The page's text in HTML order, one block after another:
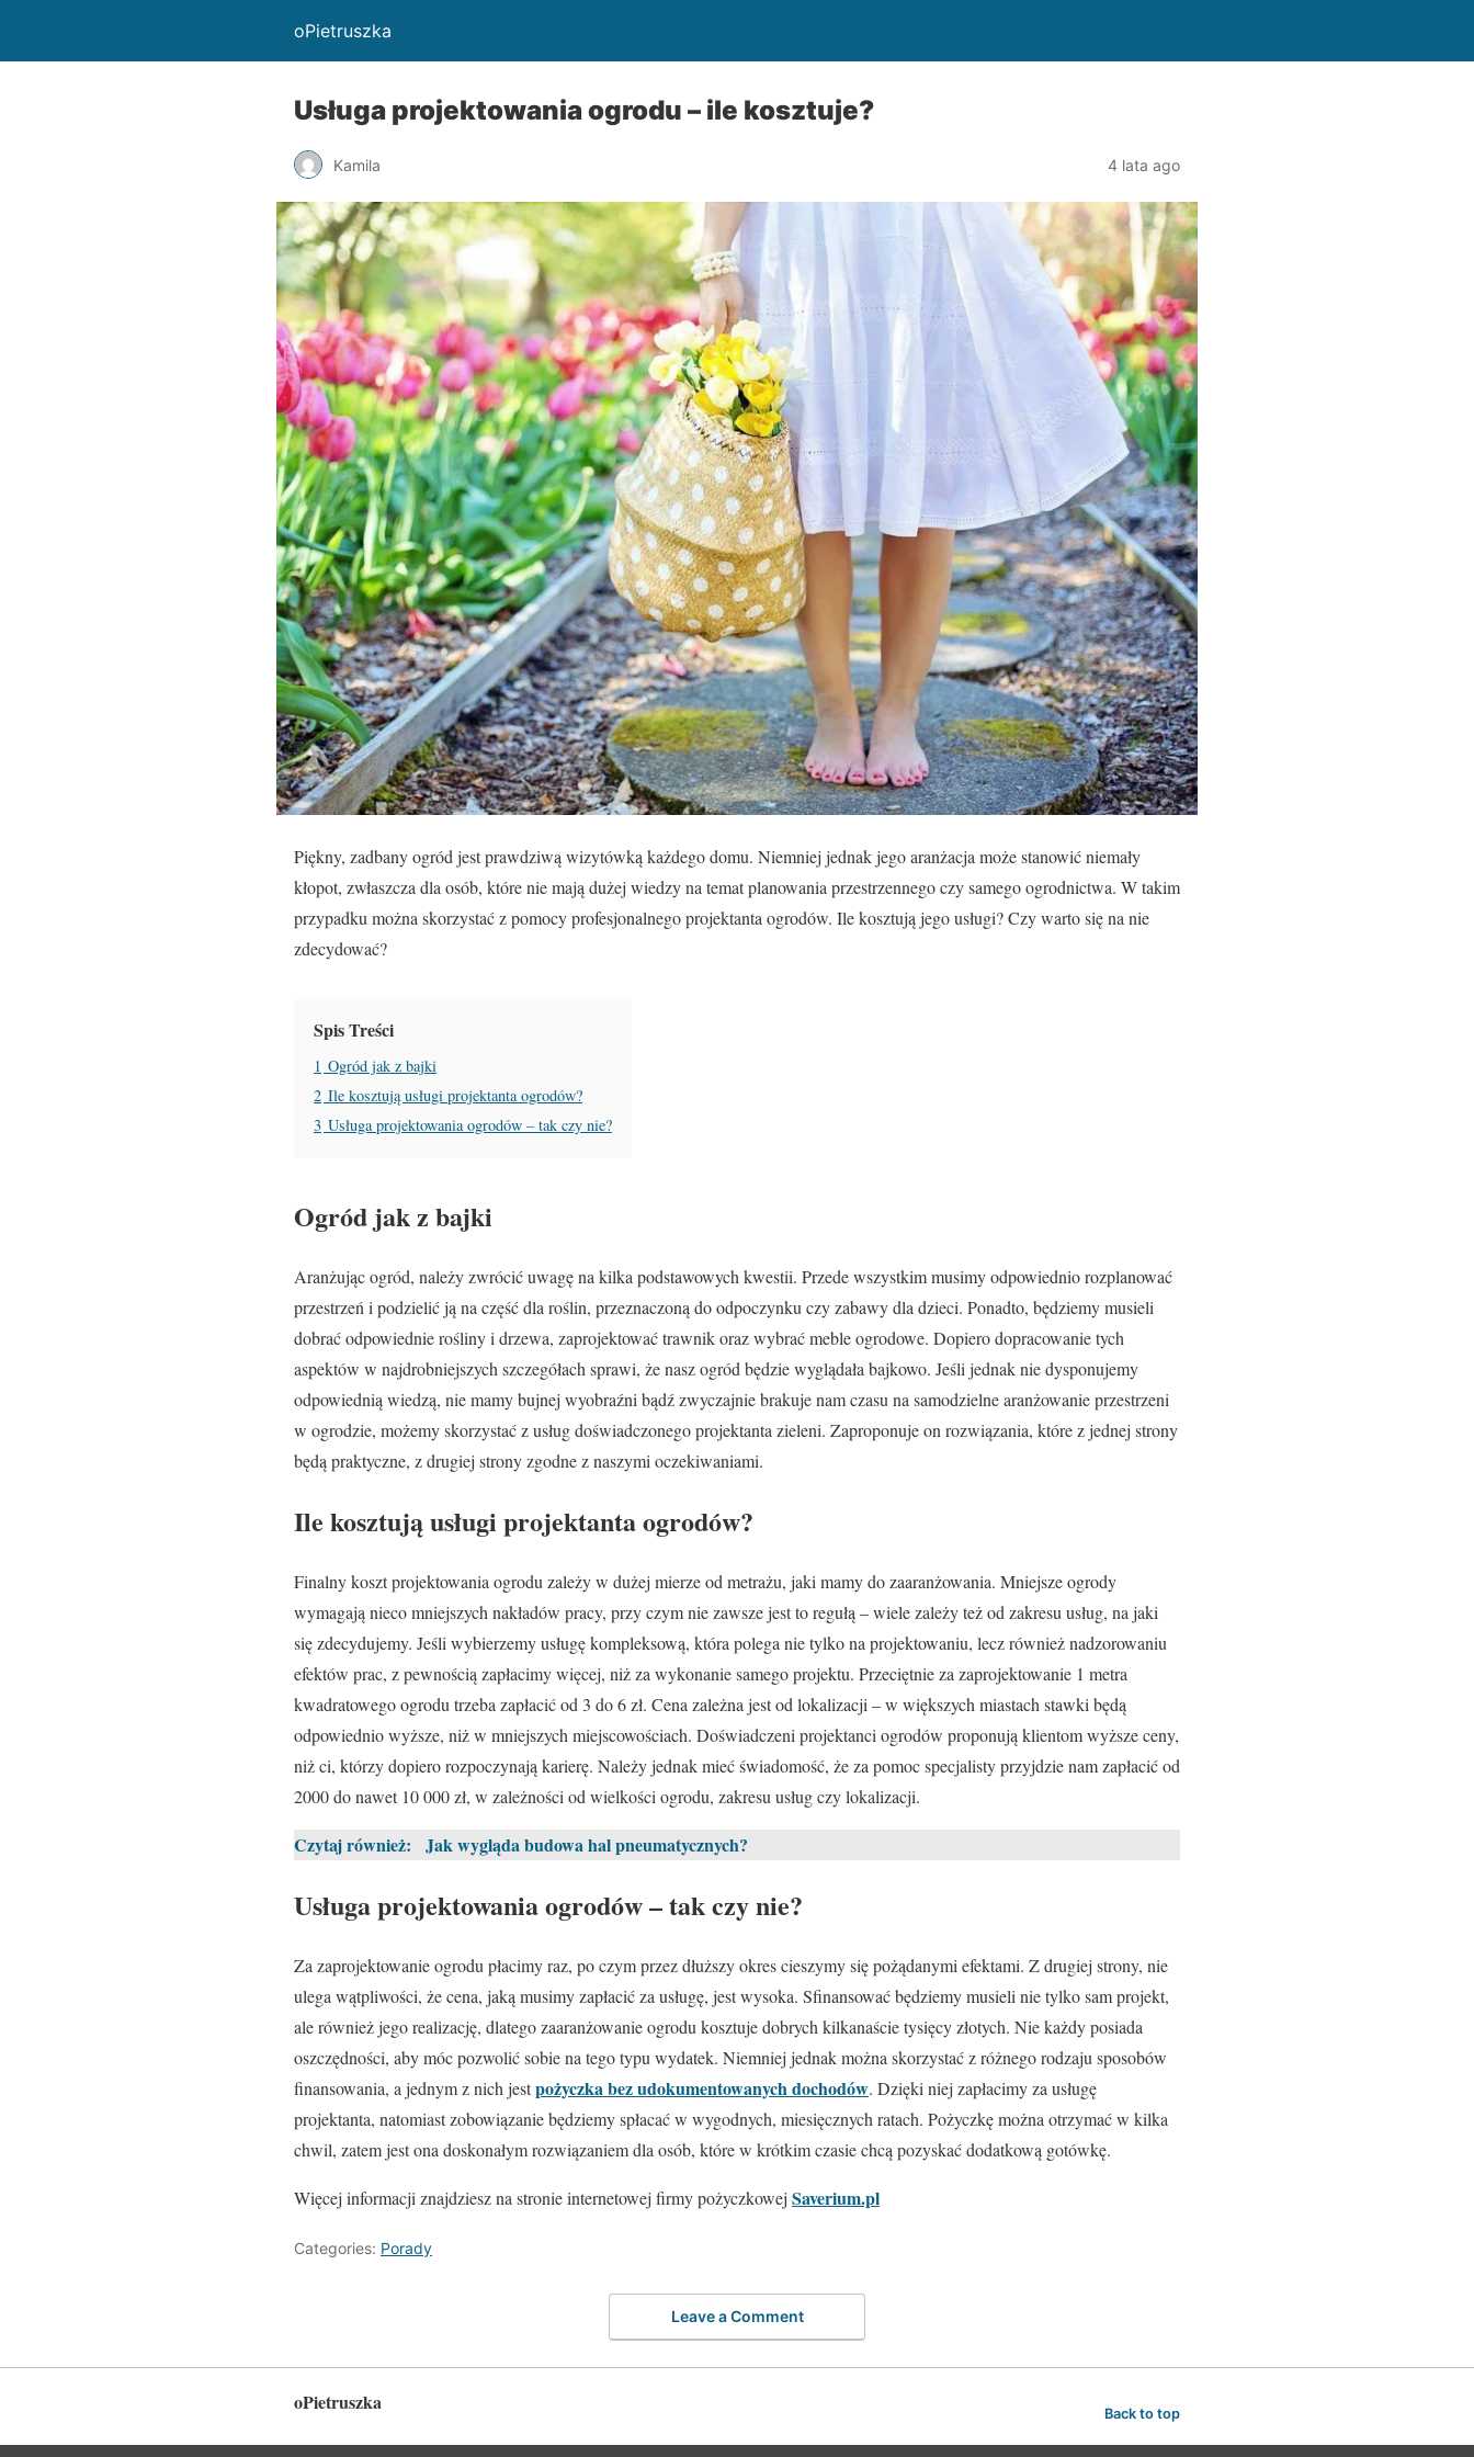
oPietruszka
Usługa projektowania ogrodu – ile kosztuje?
Kamila 4 lata ago
Piękny, zadbany ogród jest prawdziwą wizytówką każdego domu. Niemniej jednak jego aranżacja może stanowić niemały
kłopot, zwłaszcza dla osób, które nie mają dużej wiedzy na temat planowania przestrzennego czy samego ogrodnictwa. W takim
przypadku można skorzystać z pomocy profesjonalnego projektanta ogrodów. Ile kosztują jego usługi? Czy warto się na nie
zdecydować?
Spis Treści
1 Ogród jak z bajki
2 Ile kosztują usługi projektanta ogrodów?
3 Usługa projektowania ogrodów – tak czy nie?
Ogród jak z bajki
Aranżując ogród, należy zwrócić uwagę na kilka podstawowych kwestii. Przede wszystkim musimy odpowiednio rozplanować
przestrzeń i podzielić ją na część dla roślin, przeznaczoną do odpoczynku czy zabawy dla dzieci. Ponadto, będziemy musieli
dobrać odpowiednie rośliny i drzewa, zaprojektować trawnik oraz wybrać meble ogrodowe. Dopiero dopracowanie tych
aspektów w najdrobniejszych szczegółach sprawi, że nasz ogród będzie wyglądała bajkowo. Jeśli jednak nie dysponujemy
odpowiednią wiedzą, nie mamy bujnej wyobraźni bądź zwyczajnie brakuje nam czasu na samodzielne aranżowanie przestrzeni
w ogrodzie, możemy skorzystać z usług doświadczonego projektanta zieleni. Zaproponuje on rozwiązania, które z jednej strony
będą praktyczne, z drugiej strony zgodne z naszymi oczekiwaniami.
Ile kosztują usługi projektanta ogrodów?
Finalny koszt projektowania ogrodu zależy w dużej mierze od metrażu, jaki mamy do zaaranżowania. Mniejsze ogrody
wymagają nieco mniejszych nakładów pracy, przy czym nie zawsze jest to regułą – wiele zależy też od zakresu usług, na jaki
się zdecydujemy. Jeśli wybierzemy usługę kompleksową, która polega nie tylko na projektowaniu, lecz również nadzorowaniu
efektów prac, z pewnością zapłacimy więcej, niż za wykonanie samego projektu. Przeciętnie za zaprojektowanie 1 metra
kwadratowego ogrodu trzeba zapłacić od 3 do 6 zł. Cena zależna jest od lokalizacji – w większych miastach stawki będą
odpowiednio wyższe, niż w mniejszych miejscowościach. Doświadczeni projektanci ogrodów proponują klientom wyższe ceny,
niż ci, którzy dopiero rozpoczynają karierę. Należy jednak mieć świadomość, że za pomoc specjalisty przyjdzie nam zapłacić od
2000 do nawet 10 000 zł, w zależności od wielkości ogrodu, zakresu usług czy lokalizacji.
Czytaj również: Jak wygląda budowa hal pneumatycznych?
Usługa projektowania ogrodów – tak czy nie?
Za zaprojektowanie ogrodu płacimy raz, po czym przez dłuższy okres cieszymy się pożądanymi efektami. Z drugiej strony, nie
ulega wątpliwości, że cena, jaką musimy zapłacić za usługę, jest wysoka. Sfinansować będziemy musieli nie tylko sam projekt,
ale również jego realizację, dlatego zaaranżowanie ogrodu kosztuje dobrych kilkanaście tysięcy złotych. Nie każdy posiada
oszczędności, aby móc pozwolić sobie na tego typu wydatek. Niemniej jednak można skorzystać z różnego rodzaju sposobów
finansowania, a jednym z nich jestpożyczka bez udokumentowanych dochodów. Dzięki niej zapłacimy za usługę
projektanta, natomiast zobowiązanie będziemy spłacać w wygodnych, miesięcznych ratach. Pożyczkę można otrzymać w kilka
chwil, zatem jest ona doskonałym rozwiązaniem dla osób, które w krótkim czasie chcą pozyskać dodatkową gotówkę.
Więcej informacji znajdziesz na stronie internetowej firmy pożyczkowej Saverium.pl
Categories: Porady
Leave a Comment
oPietruszka Back to top